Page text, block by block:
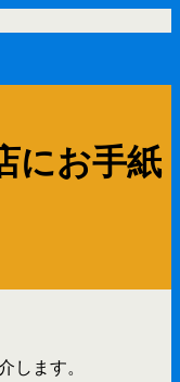
にお手紙
します。